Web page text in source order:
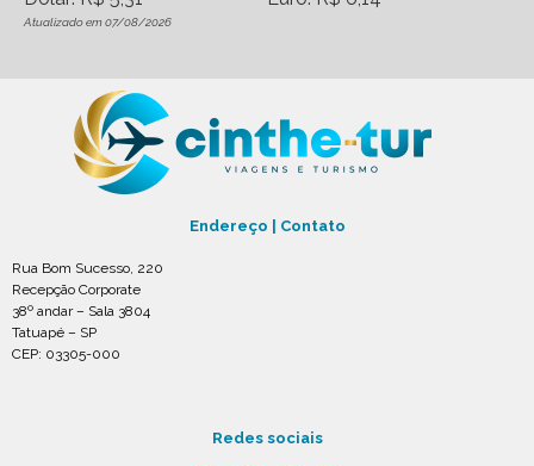
Atualizado em 07/08/2026
Endereço | Contato
Rua Bom Sucesso, 220
Recepção Corporate
38º andar – Sala 3804
Tatuapé – SP
CEP: 03305-000
Redes sociais